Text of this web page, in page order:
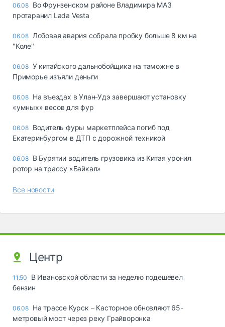
06.08 Во Фрунзенском районе Владимира МАЗ
протаранил Lada Vesta
06.08 Лобовая авария собрала пробку больше 8 км на
"Коле"
06.08 У китайского дальнобойщика на таможне в
Приморье изъяли деньги
06.08 Ha въeздax в Улaн-Удэ зaвepшaют ycтaнoвкy
«yмныx» вecoв для фyp
06.08 Водитель фуры маркетплейса погиб под
Екатеринбургом в ДТП с дорожной техникой
06.08 В Бурятии водитель грузовика из Китая уронил
ротор на трассу «Байкал»
Все новости
Центр
11:50
В Ивановской области за неделю подешевел
бензин
06.08 На трассе Курск – Касторное обновляют 65-
метровый мост через реку Грайворонка